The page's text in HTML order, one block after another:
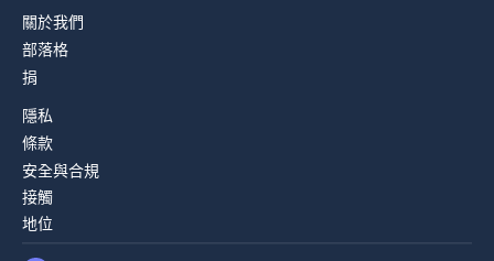
關於我們
部落格
捐
隱私
條款
安全與合規
接觸
地位